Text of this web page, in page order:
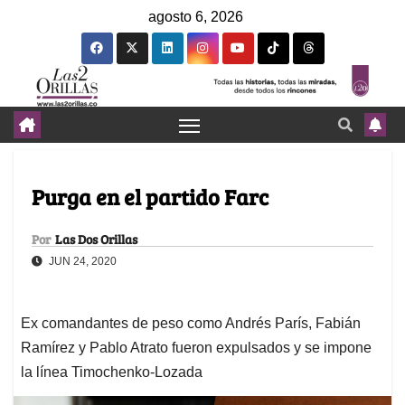
agosto 6, 2026
Purga en el partido Farc
Por Las Dos Orillas
JUN 24, 2020
Ex comandantes de peso como Andrés París, Fabián
Ramírez y Pablo Atrato fueron expulsados y se impone
la línea Timochenko-Lozada